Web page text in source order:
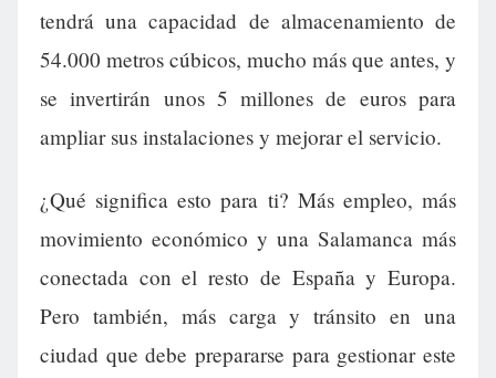
tendrá una capacidad de almacenamiento de
54.000 metros cúbicos, mucho más que antes, y
se invertirán unos 5 millones de euros para
ampliar sus instalaciones y mejorar el servicio.
¿Qué significa esto para ti? Más empleo, más
movimiento económico y una Salamanca más
conectada con el resto de España y Europa.
Pero también, más carga y tránsito en una
ciudad que debe prepararse para gestionar este